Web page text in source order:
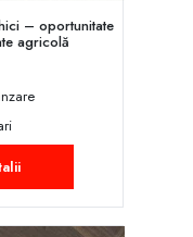
– oportunitate
agricolă